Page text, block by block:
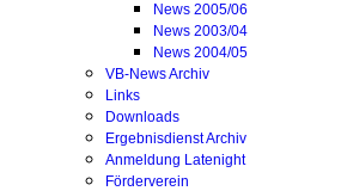
News 2005/06
News 2003/04
News 2004/05
VB-News Archiv
Links
Downloads
Ergebnisdienst Archiv
Anmeldung Latenight
Förderverein